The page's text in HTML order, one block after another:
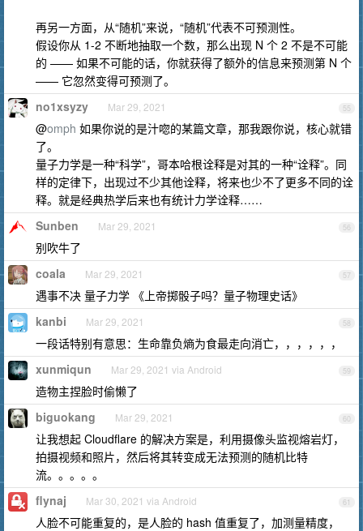
再另一方面，从“随机”来说，“随机”代表不可预测性。
假设你从 1-2 不断地抽取一个数，那么出现 N 个 2 不是不可能
的 —— 如果不可能的话，你就获得了额外的信息来预测第 N 个
—— 它忽然变得可预测了。
55
no1xsyzy Mar 29, 2021
@omph 如果你说的是汁唿的某篇文章，那我跟你说，核心就错
了。
量子力学是一种“科学”，哥本哈根诠释是对其的一种“诠释”。同
样的定律下，出现过不少其他诠释，将来也少不了更多不同的诠
释。就是经典热学后来也有统计力学诠释……
56
Sunben Mar 29, 2021
别吹牛了
57
coala Mar 29, 2021
遇事不决 量子力学 《上帝掷骰子吗？量子物理史话》
58
kanbi Mar 29, 2021
一段话特别有意思：生命靠负熵为食最走向消亡，，，，，，
59
xunmiqun Mar 29, 2021 via Android
造物主捏脸时偷懒了
60
biguokang Mar 29, 2021
让我想起 Cloudflare 的解决方案是，利用摄像头监视熔岩灯，
拍摄视频和照片，然后将其转变成无法预测的随机比特
流。。。。。
61
flynaj Mar 30, 2021 via Android
人脸不可能重复的，是人脸的 hash 值重复了，加测量精度，